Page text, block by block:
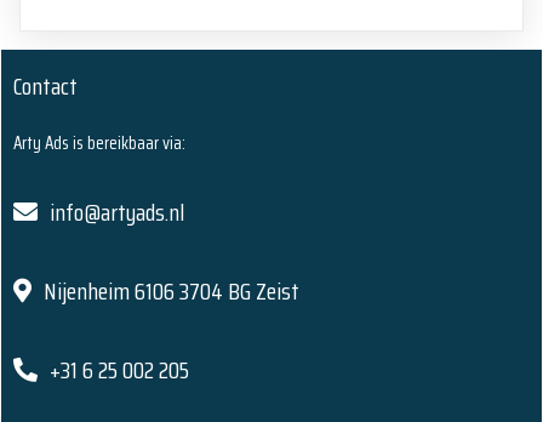
Contact
Arty Ads is bereikbaar via:
info@artyads.nl
Nijenheim 6106 3704 BG Zeist
+31 6 25 002 205